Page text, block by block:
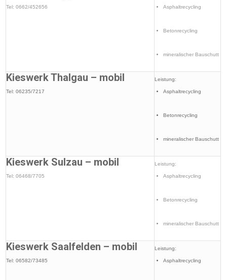
Tel: 0662/452656 Asphaltrecycling
Betonrecycling
mineralischer Bauschutt
Kieswerk Thalgau – mobil
Tel: 06235/7217
Leistung:
Asphaltrecycling
Betonrecycling
mineralischer Bauschutt
Kieswerk Sulzau – mobil
Tel: 06468/7705
Leistung:
Asphaltrecycling
Betonrecycling
mineralischer Bauschutt
Kieswerk Saalfelden – mobil
Tel: 06582/73485
Leistung:
Asphaltrecycling